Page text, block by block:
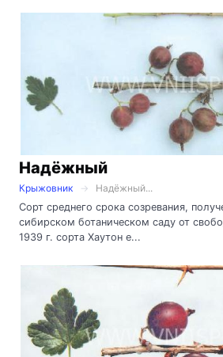
Надёжный
Крыжовник
Надёжный...
Сорт среднего срока созревания,
сибирском ботаническом саду от
1939 г. сорта Хаутон е...